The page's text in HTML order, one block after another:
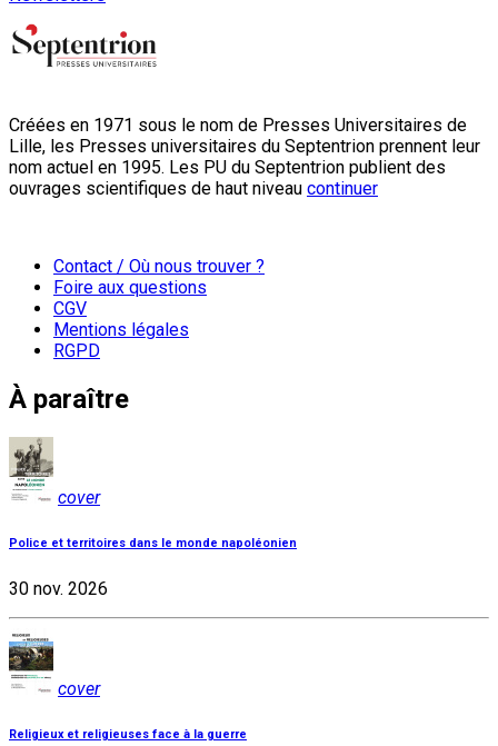
Créées en 1971 sous le nom de Presses Universitaires de
Lille, les Presses universitaires du Septentrion prennent leur
nom actuel en 1995. Les PU du Septentrion publient des
ouvrages scientifiques de haut niveau continuer
Contact / Où nous trouver ?
Foire aux questions
CGV
Mentions légales
RGPD
À paraître
cover
Police et territoires dans le monde napoléonien
30 nov. 2026
cover
Religieux et religieuses face à la guerre